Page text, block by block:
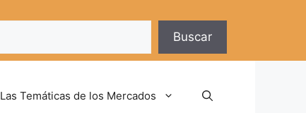
Buscar
Las Temáticas de los Mercados